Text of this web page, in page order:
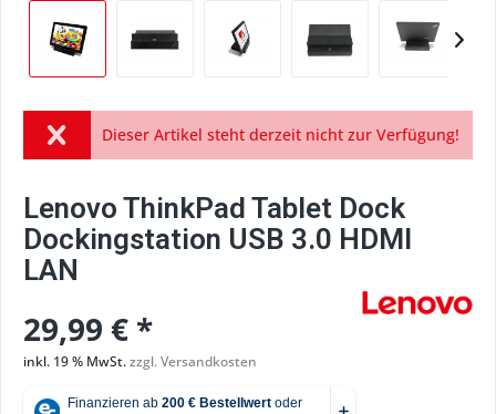
Dieser Artikel steht derzeit nicht zur Verfügung!
Lenovo ThinkPad Tablet Dock
Dockingstation USB 3.0 HDMI
LAN
29,99 € *
inkl. 19 % MwSt.zzgl. Versandkosten